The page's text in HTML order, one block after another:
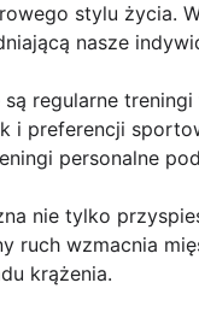
stylu życia.
nasze
regularne
i preferencji
personalne
nie tylko
ruch wzmacnia
krążenia.